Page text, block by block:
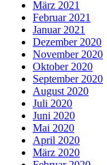
März 2021
Februar 2021
Januar 2021
Dezember 2020
November 2020
Oktober 2020
September 2020
August 2020
Juli 2020
Juni 2020
Mai 2020
April 2020
März 2020